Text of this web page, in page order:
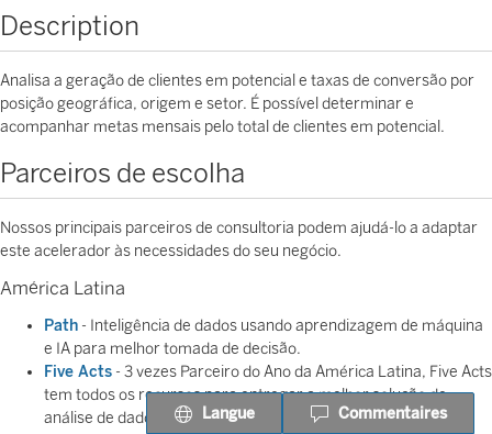
Description
Analisa a geração de clientes em potencial e taxas de conversão por
posição geográfica, origem e setor. É possível determinar e
acompanhar metas mensais pelo total de clientes em potencial.
Parceiros de escolha
Nossos principais parceiros de consultoria podem ajudá-lo a adaptar
este acelerador às necessidades do seu negócio.
América Latina
Path - Inteligência de dados usando aprendizagem de máquina
e IA para melhor tomada de decisão.
Five Acts - 3 vezes Parceiro do Ano da América Latina, Five Acts
tem todos os recursos para entregar a melhor solução de
análise de dados para seu negócio
Langue Commentaires